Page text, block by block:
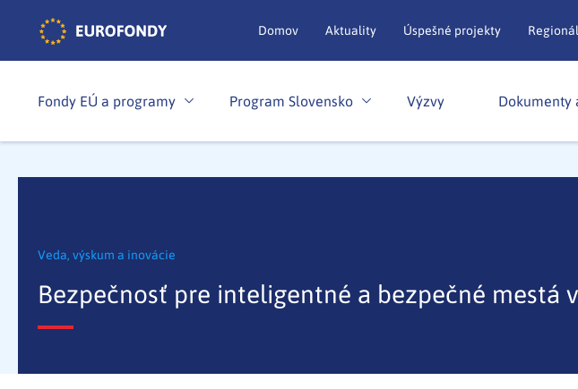
Domov Aktuality Úspešné projekty
Fondy EÚ a programy Program Slovensko Výzvy Dokumenty
Veda, výskum a inovácie
Bezpečnosť pre inteligentné a bezpečné mestá